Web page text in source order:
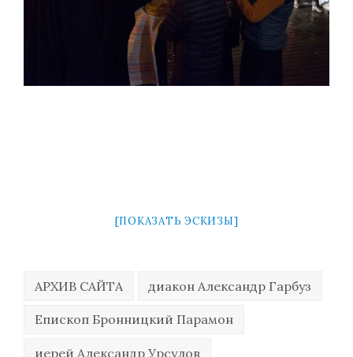
[ПОКАЗАТЬ ЭСКИЗЫ]
АРХИВ САЙТА диакон Александр Гарбуз
Епископ Бронницкий Парамон
иерей Александр Урсулов